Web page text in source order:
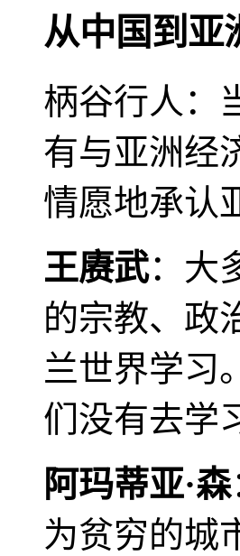
从中国到亚
柄谷行人：
有与亚洲经
情愿地承认
王赓武：大
的宗教、政
兰世界学习
们没有去学
阿玛蒂亚·森
为贫穷的城